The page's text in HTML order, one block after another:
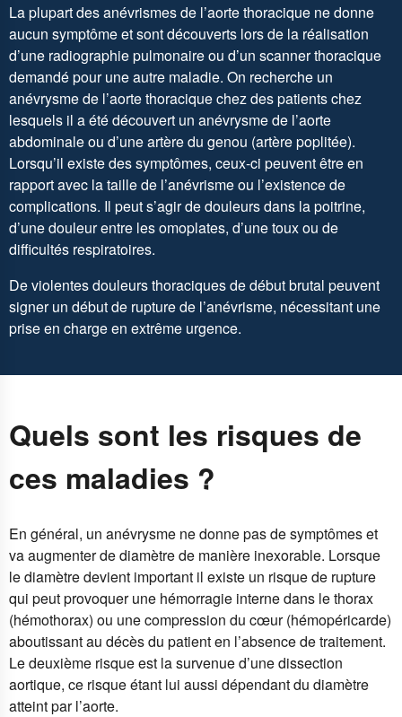
La plupart des anévrismes de l’aorte thoracique ne donne
aucun symptôme et sont découverts lors de la réalisation
d’une radiographie pulmonaire ou d’un scanner thoracique
demandé pour une autre maladie. On recherche un
anévrysme de l’aorte thoracique chez des patients chez
lesquels il a été découvert un anévrysme de l’aorte
abdominale ou d’une artère du genou (artère poplitée).
Lorsqu’il existe des symptômes, ceux-ci peuvent être en
rapport avec la taille de l’anévrisme ou l’existence de
complications. Il peut s’agir de douleurs dans la poitrine,
d’une douleur entre les omoplates, d’une toux ou de
difficultés respiratoires.
De violentes douleurs thoraciques de début brutal peuvent
signer un début de rupture de l’anévrisme, nécessitant une
prise en charge en extrême urgence.
Quels sont les risques de
ces maladies ?
En général, un anévrysme ne donne pas de symptômes et
va augmenter de diamètre de manière inexorable. Lorsque
le diamètre devient important il existe un risque de rupture
qui peut provoquer une hémorragie interne dans le thorax
(hémothorax) ou une compression du cœur (hémopéricarde)
aboutissant au décès du patient en l’absence de traitement.
Le deuxième risque est la survenue d’une dissection
aortique, ce risque étant lui aussi dépendant du diamètre
atteint par l’aorte.